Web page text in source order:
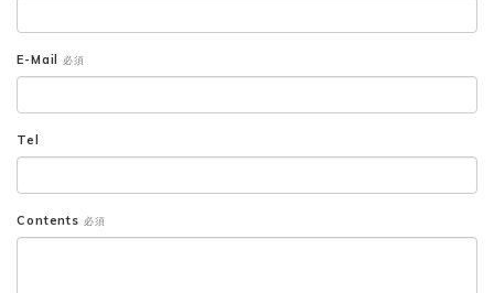
E-Mail 必須
Tel
Contents 必須